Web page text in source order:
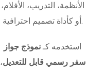
الأنظمة، التدريب، الأفلام،
أو كأداة تصميم احترافية.
استخدمه كـنموذج جواز
سفر رسمي قابل للتعديل،